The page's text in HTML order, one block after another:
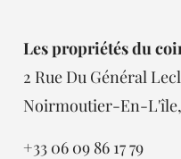
Les propriétés du
2 Rue Du Général
Noirmoutier-En-
+33 06 09 86 17 79